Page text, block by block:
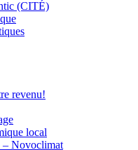
(CITÉ)
revenu!
local
– Novoclimat